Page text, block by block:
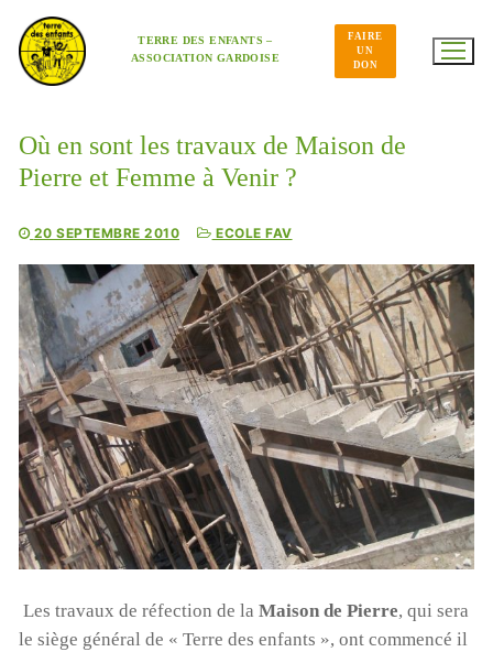
contenu
TERRE DES ENFANTS –
ASSOCIATION GARDOISE
FAIRE
UN
DON
Où en sont les travaux de Maison de
Pierre et Femme à Venir ?
20 SEPTEMBRE 2010 ECOLE FAV
Les travaux de réfection de la Maison de Pierre, qui sera
le siège général de « Terre des enfants », ont commencé il